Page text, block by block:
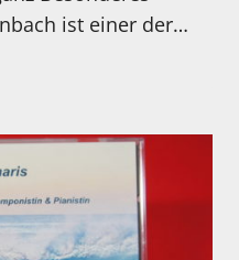
ist einer der…